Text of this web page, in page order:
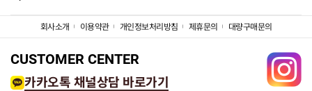
회사소개 이용약관 개인정보처리방침 제휴문의 대량구매문의
CUSTOMER CENTER
카카오톡 채널상담 바로가기